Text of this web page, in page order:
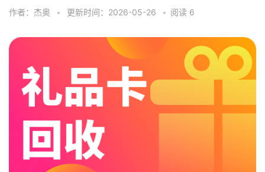
作者：杰奥 • 更新时间：2026-05-26 • 阅读 6